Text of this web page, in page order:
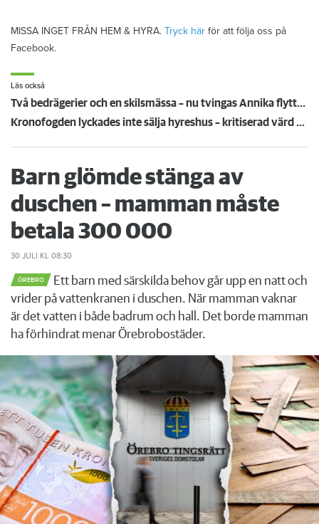
MISSA INGET FRÅN HEM & HYRA. Tryck här för att följa oss på
Facebook.
Läs också
Två bedrägerier och en skilsmässa – nu tvingas Annika flytta runt i jakt på lägre hyra
Kronofogden lyckades inte sälja hyreshus – kritiserad värd får behålla dem tills vidare
Barn glömde stänga av
duschen – mamman måste
betala 300 000
30 JULI KL 08:30
ÖREBRO
Ett barn med särskilda behov går upp en natt och
vrider på vattenkranen i duschen. När mamman vaknar
är det vatten i både badrum och hall. Det borde mamman
ha förhindrat menar Örebrobostäder.